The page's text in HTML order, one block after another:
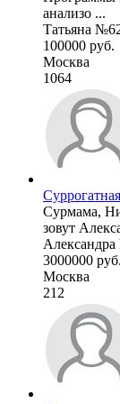
анализо ...
Татьяна
100000 руб.
Москва
1064
Сурмама,
зовут
3000000 руб.
Москва
212